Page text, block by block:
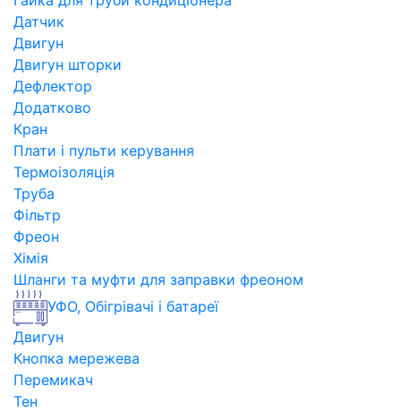
Датчик
Двигун
Двигун шторки
Дефлектор
Додатково
Кран
Плати і пульти керування
Термоізоляція
Труба
Фільтр
Фреон
Хімія
Шланги та муфти для заправки фреоном
УФО, Обігрівачі і батареї
Двигун
Кнопка мережева
Перемикач
Тен